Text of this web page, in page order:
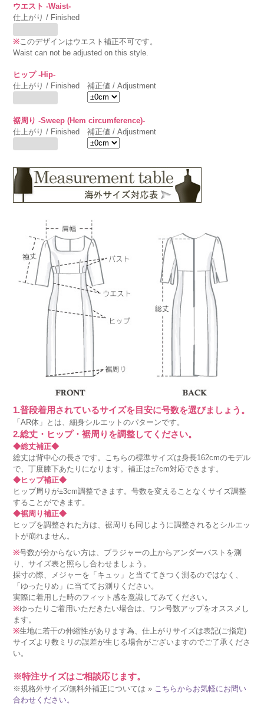
ウエスト -Waist-
仕上がり / Finished
※このデザインはウエスト補正不可です。
Waist can not be adjusted on this style.
ヒップ -Hip-
仕上がり / Finished
補正値 / Adjustment
裾周り -Sweep (Hem circumference)-
仕上がり / Finished
補正値 / Adjustment
1.普段着用されているサイズを目安に号数を選びましょう。
「AR体」とは、細身シルエットのパターンです。
2.総丈・ヒップ・裾周りを調整してください。
◆総丈補正◆
総丈は背中心の長さです。こちらの標準サイズは身長162cmのモデル
で、丁度膝下あたりになります。補正は±7cm対応できます。
◆ヒップ補正◆
ヒップ周りが±3cm調整できます。号数を変えることなくサイズ調整
することができます。
◆裾周り補正◆
ヒップを調整された方は、裾周りも同じように調整されるとシルエッ
トが崩れません。
※号数が分からない方は、ブラジャーの上からアンダーバストを測
り、サイズ表と照らし合わせましょう。
採寸の際、メジャーを「キュッ」と当ててきつく測るのではなく、
「ゆったりめ」に当ててお測りください。
実際に着用した時のフィット感を意識してみてください。
※ゆったりご着用いただきたい場合は、ワン号数アップをオススメし
ます。
※生地に若干の伸縮性があります為、仕上がりサイズは表記(ご指定)
サイズより数ミリの誤差が生じる場合がございますのでご了承くださ
い。
※特注サイズはご相談応じます。
※規格外サイズ/無料外補正については » こちらからお気軽にお問い
合わせください。